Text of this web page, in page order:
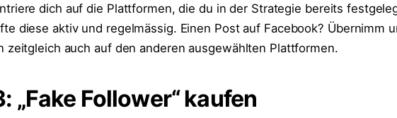
dich auf die Plattformen, die du in der Strategie bereits
diese aktiv und regelmässig. Einen Post auf Facebook? Übernimm
zeitgleich auch auf den anderen ausgewählten Plattformen.
„Fake Follower“ kaufen